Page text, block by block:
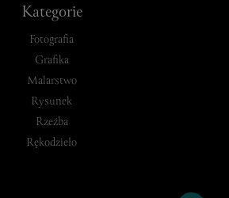
Kategorie
Fotografia
Grafika
Malarstwo
Rysunek
Rzeźba
Rękodzieło